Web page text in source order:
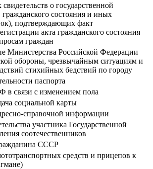
о государственной
гражданского состояния и иных
подтверждающих факт
акта гражданского состояния
граждан
Министерства Российской Федерации
обороны, чрезвычайным ситуациям и
стихийных бедствий по городу
паспорта
в связи с изменением пола
социальной карты
справочной информации
участника Государственной
соотечественников
СССР
средств и прицепов к